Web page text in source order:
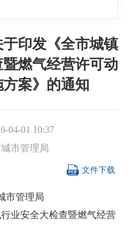
印发《全市城镇
燃气经营许可动
案》的通知
04-01 10:37
市管理局
 文件下载
市管理局
业安全大检查暨燃气经营